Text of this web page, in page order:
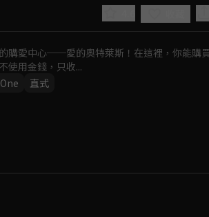
購愛中心──愛的奧特萊斯！在這裡，你能購
使用金錢，只收...
直式